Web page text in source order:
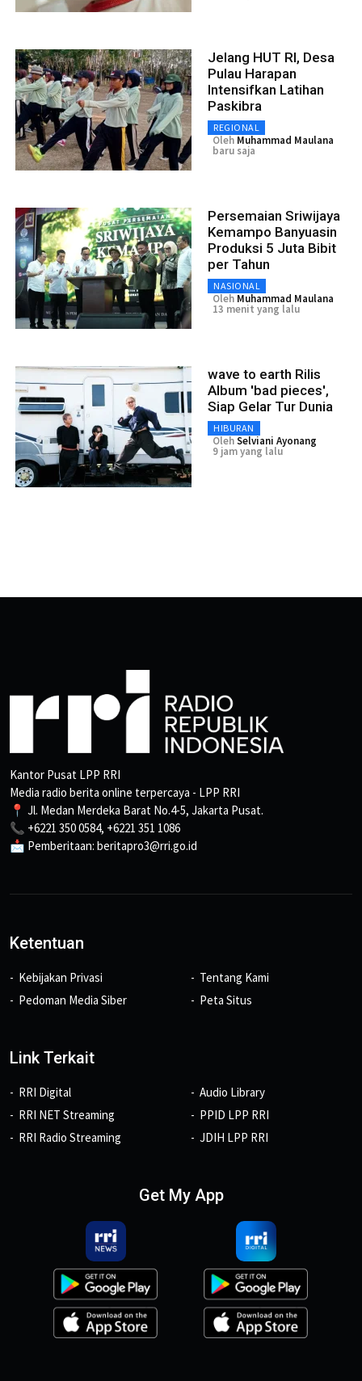
Jelang HUT RI, Desa
Pulau Harapan
Intensifkan Latihan
Paskibra
REGIONAL
Oleh Muhammad Maulana
baru saja
Persemaian Sriwijaya
Kemampo Banyuasin
Produksi 5 Juta Bibit
per Tahun
NASIONAL
Oleh Muhammad Maulana
13 menit yang lalu
wave to earth Rilis
Album 'bad pieces',
Siap Gelar Tur Dunia
HIBURAN
OlehSelviani Ayonang
9 jam yang lalu
Kantor Pusat LPP RRI
Media radio berita online terpercaya - LPP RRI
📍 Jl. Medan Merdeka Barat No.4-5, Jakarta Pusat.
📞 +6221 350 0584, +6221 351 1086
📩 Pemberitaan: beritapro3@rri.go.id
Ketentuan
Kebijakan Privasi
Pedoman Media Siber
Tentang Kami
Peta Situs
Link Terkait
RRI Digital
RRI NET Streaming
RRI Radio Streaming
Audio Library
PPID LPP RRI
JDIH LPP RRI
Get My App